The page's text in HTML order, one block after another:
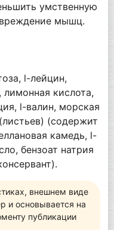
умственную
мышц.
l-лейцин,
кислота,
l-валин, морская
(содержит
камедь, l-
бензоат натрия
внешнем виде
и основывается на
публикации